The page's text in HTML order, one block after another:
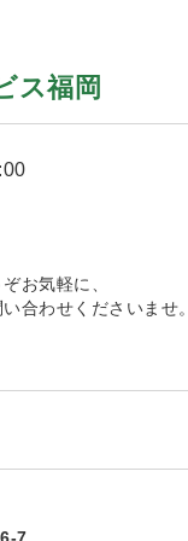
ス福岡
お気軽に、
合わせくださいませ。